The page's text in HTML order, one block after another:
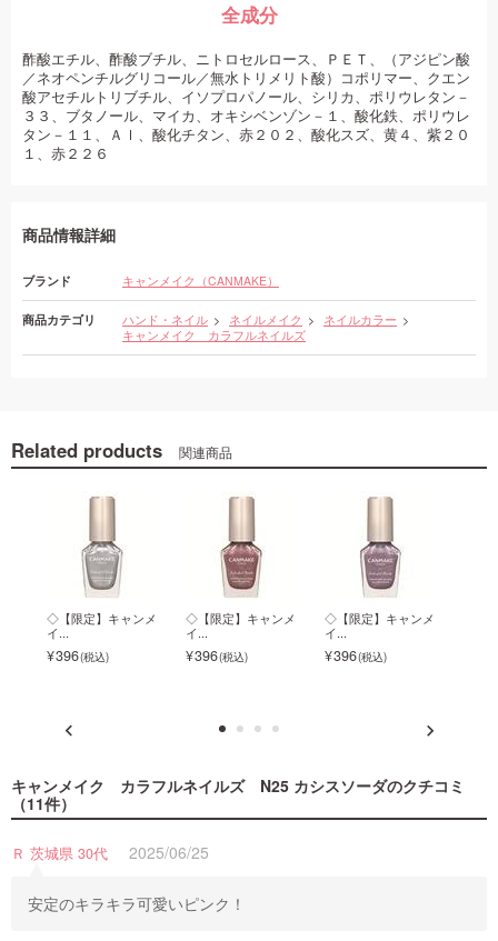
全成分
酢酸エチル、酢酸ブチル、ニトロセルロース、ＰＥＴ、（アジピン酸
／ネオペンチルグリコール／無水トリメリト酸）コポリマー、クエン
酸アセチルトリブチル、イソプロパノール、シリカ、ポリウレタン－
３３、ブタノール、マイカ、オキシベンゾン－１、酸化鉄、ポリウレ
タン－１１、Ａｌ、酸化チタン、赤２０２、酸化スズ、黄４、紫２０
１、赤２２６
商品情報詳細
ブランド キャンメイク（CANMAKE）
商品カテゴリ ハンド・ネイル ネイルメイク
ネイルカラー
キャンメイク カラフルネイルズ
Related products 関連商品
◇【限定】キャンメ
イ...
396
◇【限定】キャンメ
イ...
396
◇【限定】キャンメ
イ...
396
キャンメイク カラフルネイルズ N25 カシスソーダのクチコミ
（11件）
Ｒ 茨城県 30代 2025/06/25
安定のキラキラ可愛いピンク！